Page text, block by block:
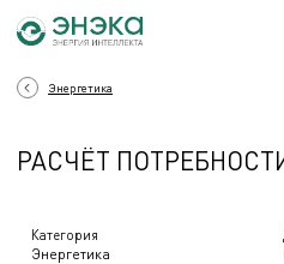
Энергетика
РАСЧЁТ
Категория
Энергетика